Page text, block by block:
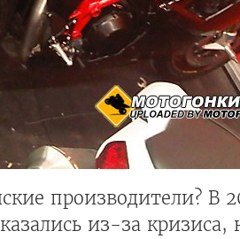
производители? В
из-за